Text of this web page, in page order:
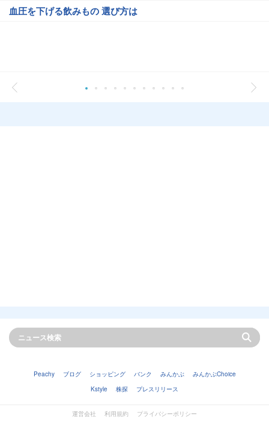
血圧を下げる飲みもの 選び方は
Peachy ブログ ショッピング バンク みんかぶ
みんかぶChoice
Kstyle
株探 プレスリリース
運営会社 利用規約
プライバシーポリシー